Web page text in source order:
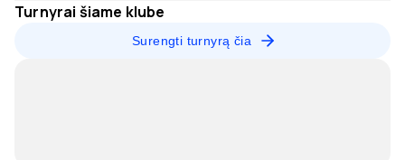
Turnyrai šiame klube
Surengti turnyrą čia